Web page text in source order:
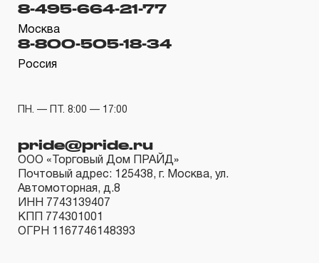
8-495-664-21-77
Москва
8-800-505-18-34
Россия
ПН. — ПТ. 8:00 — 17:00
pride@pride.ru
ООО «Торговый Дом ПРАЙД»
Почтовый адрес: 125438, г. Москва, ул.
Автомоторная, д.8
ИНН 7743139407
КПП 774301001
ОГРН 1167746148393